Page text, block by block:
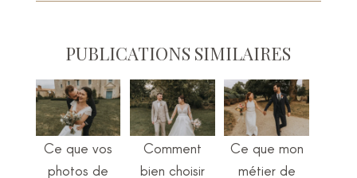
PUBLICATIONS SIMILAIRES
Ce que vos
photos de
Comment
bien choisir
Ce que mon
métier de